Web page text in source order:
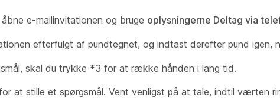
e-mailinvitationen og bruge oplysningerne Deltag via
efterfulgt af pundtegnet, og indtast derefter pund igen,
skal du trykke *3 for at række hånden i lang tid.
at stille et spørgsmål. Vent venligst på at tale, indtil værten